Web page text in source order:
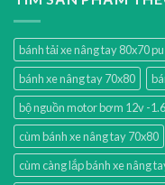
bánh tải xe nâng tay 80x70 pu
bánh xe nâng tay 70x80
bộ nguồn motor bơm 12v -
cùm bánh xe nâng tay 70x80
cùm càng lắp bánh xe nâng